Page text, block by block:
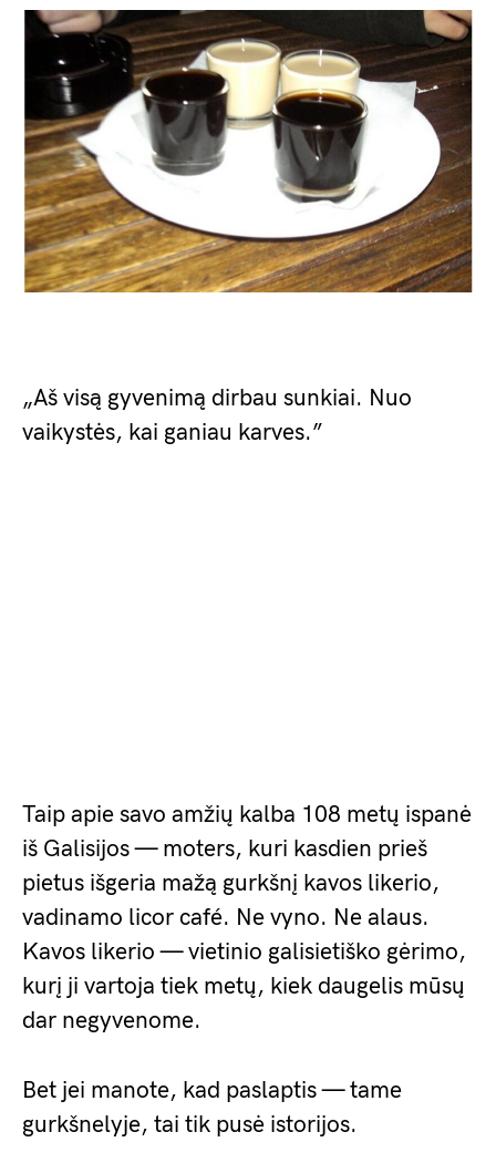
„Aš visą gyvenimą dirbau sunkiai. Nuo
vaikystės, kai ganiau karves.”
Taip apie savo amžių kalba 108 metų ispanė
iš Galisijos — moters, kuri kasdien prieš
pietus išgeria mažą gurkšnį kavos likerio,
vadinamo licor café. Ne vyno. Ne alaus.
Kavos likerio — vietinio galisietiško gėrimo,
kurį ji vartoja tiek metų, kiek daugelis mūsų
dar negyvenome.
Bet jei manote, kad paslaptis — tame
gurkšnelyje, tai tik pusė istorijos.